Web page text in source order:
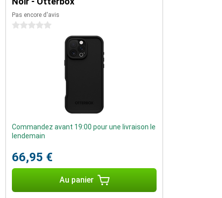
Pas encore d'avis
0 étoiles
Commandez avant 19:00 pour une livraison le
lendemain
66,95 €
Au panier